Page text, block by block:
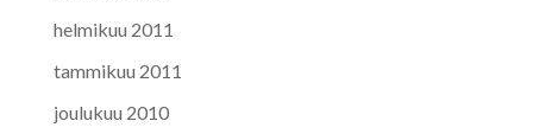
helmikuu 2011
tammikuu 2011
joulukuu 2010